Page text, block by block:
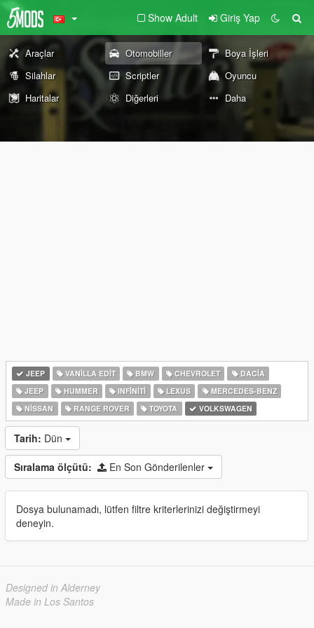
Show Adult Giriş Yap
Araçlar Otomobiller
Boya İşleri
Silahlar
Scriptler
Oyuncu
Haritalar
Diğerleri Daha
JEEP VANILLA EDIT BMW CHEVROLET
DACIA
JEEP
HUMMER INFINITI LEXUS
MERCEDES-BENZ
NISSAN
RANGE ROVER TOYOTA VOLKSWAGEN
Tarih: Dün
Sıralama ölçütü: En Son Gönderilenler
Dosya bulunamadı, lütfen filtre kriterlerinizi değiştirmeyi
deneyin.
Designed in Alderney
Made in Los Santos